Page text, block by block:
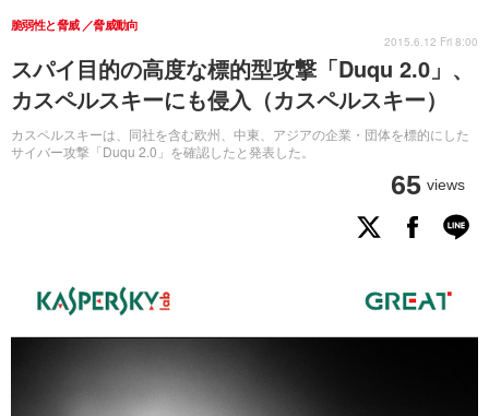
スパイ目的の高度な標的型攻撃「Duqu 2.0」、
カスペルスキーにも侵入（カスペルスキー）
カスペルスキーは、同社を含む欧州、中東、アジアの企業・団体を標的にした
サイバー攻撃「Duqu 2.0」を確認したと発表した。
脆弱性と脅威 脅威動向
65 views
2015.6.12 Fri 8:00